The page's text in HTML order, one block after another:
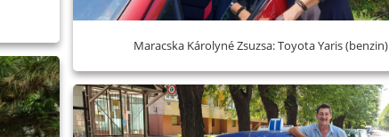
Maracska Károlyné Zsuzsa: Toyota Yaris (benzin)